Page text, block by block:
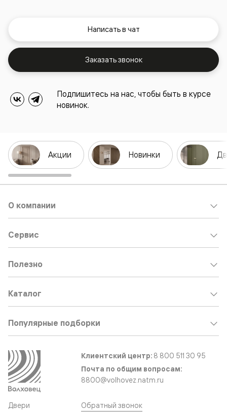
Написать в чат
Заказать звонок
Подпишитесь на нас, чтобы быть в курсе
новинок.
Акции Новинки
Двери
О компании
Сервис
Полезно
Каталог
Популярные подборки
Клиентский центр: 8 800 511 30 95
Почта по общим вопросам:
8800@volhovez.natm.ru
Обратный звонок